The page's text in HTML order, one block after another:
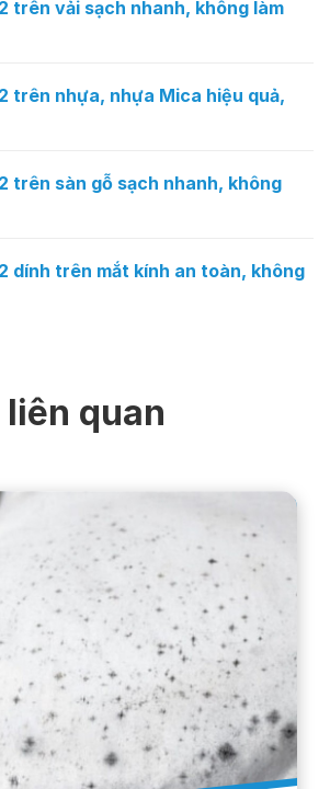
trên vải sạch nhanh, không làm
trên nhựa, nhựa Mica hiệu quả,
trên sàn gỗ sạch nhanh, không
dính trên mắt kính an toàn, không
quan